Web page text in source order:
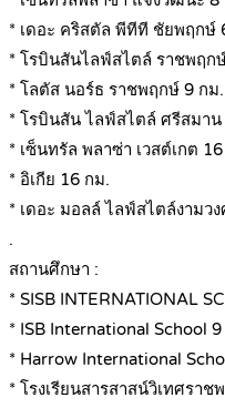
* เดอะ คริสตัล พีทีที ชัยพฤกษ์
* โรบินสันไลฟ์สไตล์ ราชพฤก
* โลตัส นอร์ธ ราชพฤกษ์ 9 กม.
* โรบินสัน ไลฟ์สไตล์ ศรีสมาน
* เซ็นทรัล พลาซ่า เวสต์เกต
* อิเกีย 16 กม.
* เดอะ มอลล์ ไลฟ์สไตล์งามว
.
สถานศึกษา :
* SISB INTERNATIONAL
* ISB International School
* Harrow International
* โรงเรียนสารสาสน์วิเทศรา